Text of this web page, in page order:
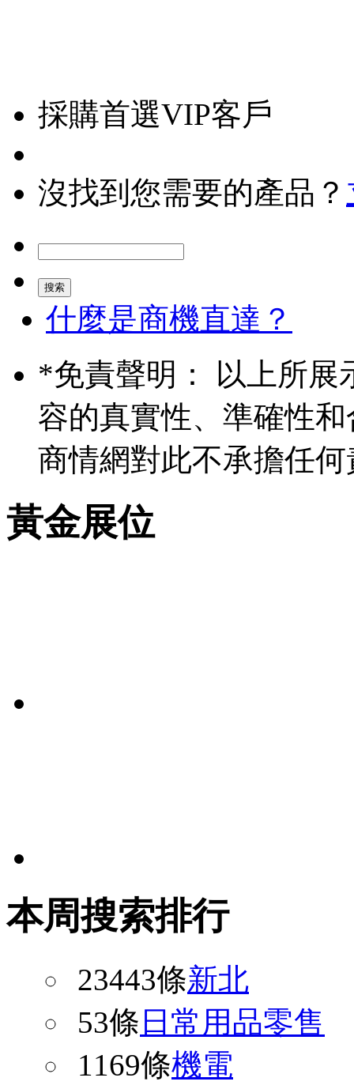
採購首選VIP客戶
沒找到您需要的產品？
什麼是商機直達？
*免責聲明： 以上所展
容的真實性、準確性
商情網對此不承擔任何
黃金展位
本周搜索排行
23443條新北
53條日常用品零售
1169條機電